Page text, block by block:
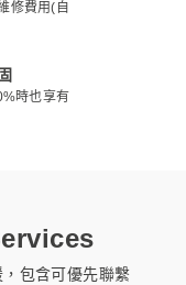
修費用(自
時也享有
包含可優先聯繫